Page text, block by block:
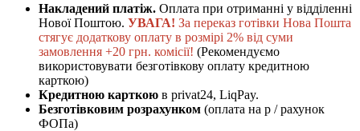
Накладений платіж. Оплата при отриманні у відділенні
Нової Поштою. УВАГА! За переказ готівки Нова Пошта
стягує додаткову оплату в розмірі 2% від суми
замовлення +20 грн. комісії! (Рекомендуємо
використовувати безготівкову оплату кредитною
карткою)
Кредитною карткою в privat24, LiqPay.
Безготівковим розрахунком (оплата на р / рахунок
ФОПа)